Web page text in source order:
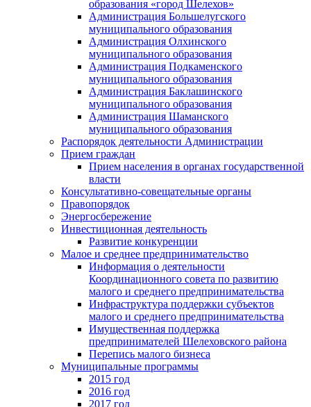
образования «город Шелехов»
Администрация Большелугского
муниципального образования
Администрация Олхинского
муниципального образования
Администрация Подкаменского
муниципального образования
Администрация Баклашинского
муниципального образования
Администрация Шаманского
муниципального образования
Распорядок деятельности Администрации
Прием граждан
Прием населения в органах государственной
власти
Консультативно-совещательные органы
Правопорядок
Энергосбережение
Инвестиционная деятельность
Развитие конкуренции
Малое и среднее предпринимательство
Информация о деятельности
Координационного совета по развитию
малого и среднего предпринимательства
Инфраструктура поддержки субъектов
малого и среднего предпринимательства
Имущественная поддержка
предпринимателей Шелеховского района
Перепись малого бизнеса
Муниципальные программы
2015 год
2016 год
2017 год